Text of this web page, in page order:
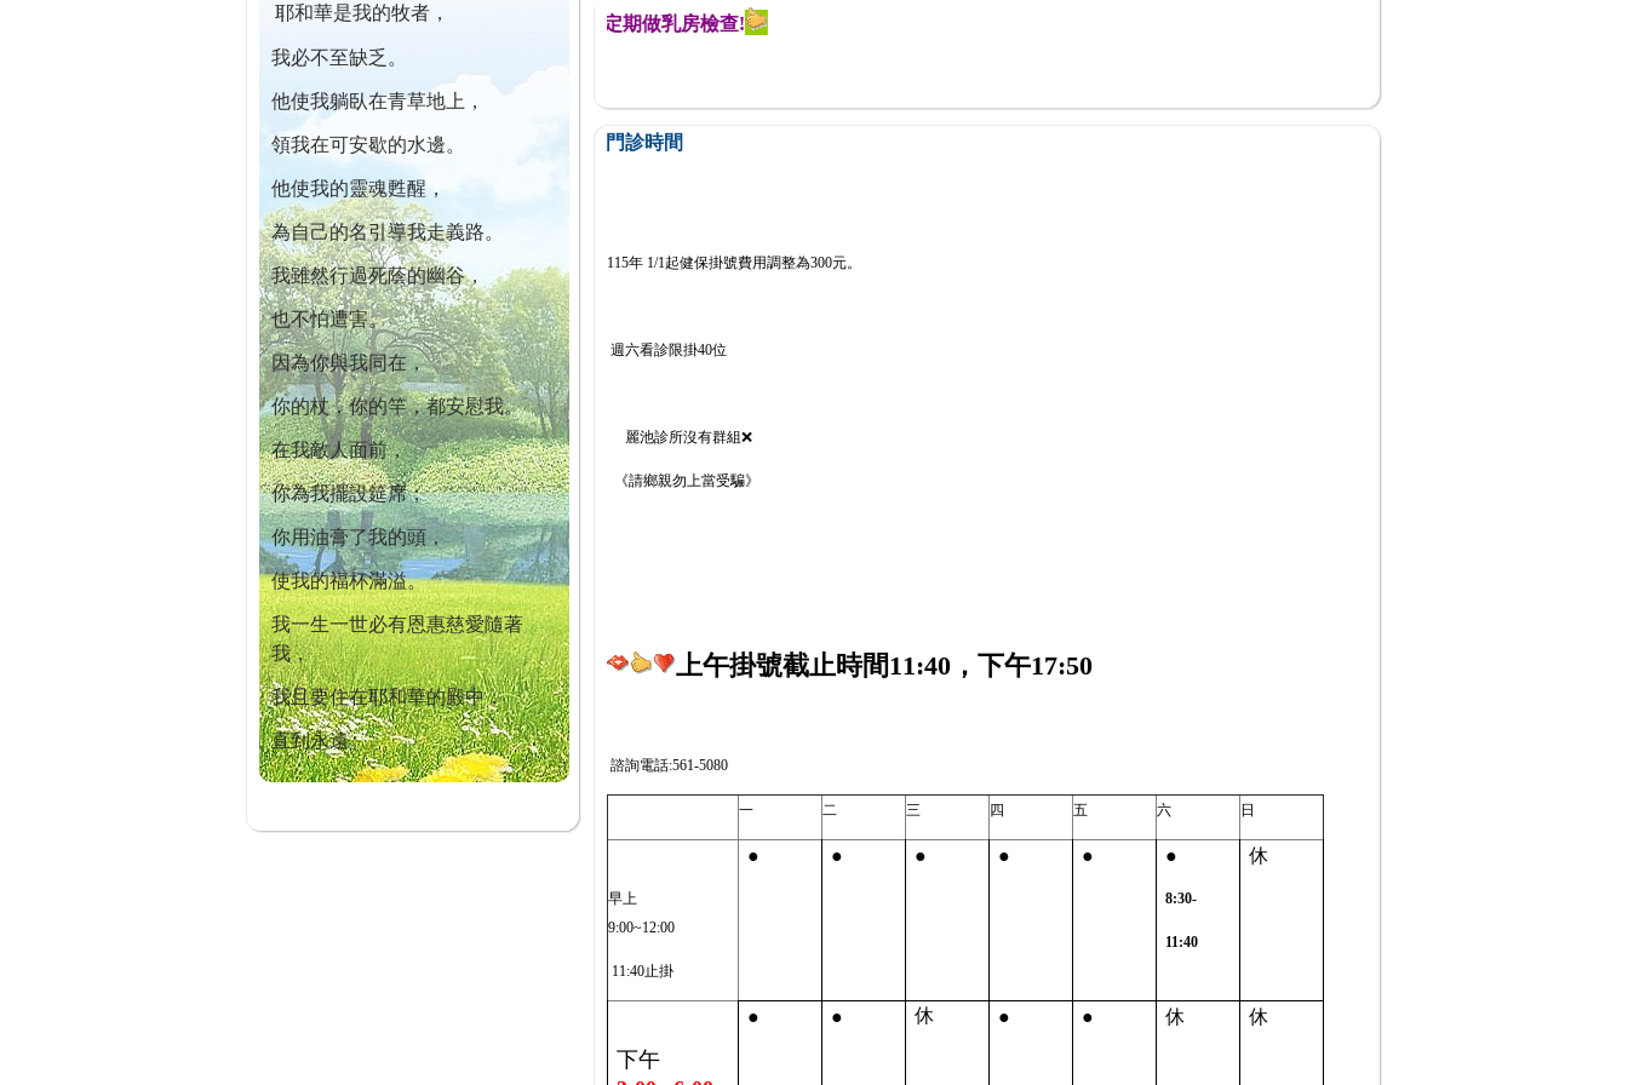
耶和華是我的牧者，
我必不至缺乏。
他使我躺臥在青草地上，
領我在可安歇的水邊。
他使我的靈魂甦醒，
為自己的名引導我走義路。
我雖然行過死蔭的幽谷，
也不怕遭害。
因為你與我同在，
你的杖，你的竿，都安慰我。
在我敵人面前，
你為我擺設筵席；
你用油膏了我的頭，
使我的福杯滿溢。
我一生一世必有恩惠慈愛隨著
我，
我且要住在耶和華的殿中，
直到永遠。
本院自開幕迄今已篩檢出1700位乳癌患者,提醒您定期做乳房檢查!
門診時間
115年 1/1起健保掛號費用調整為300元。
週六看診限掛40位
麗池診所沒有群組❌
《請鄉親勿上當受騙》
上午掛號截止時間11:40，下午17:50
諮詢電話:561-5080
一 二 三 四 五 六 日
早上
9:00~12:00
11:40止掛
● ● ● ● ● ●
8:30-
11:40
休
下午
● ● 休 ● ● 休 休